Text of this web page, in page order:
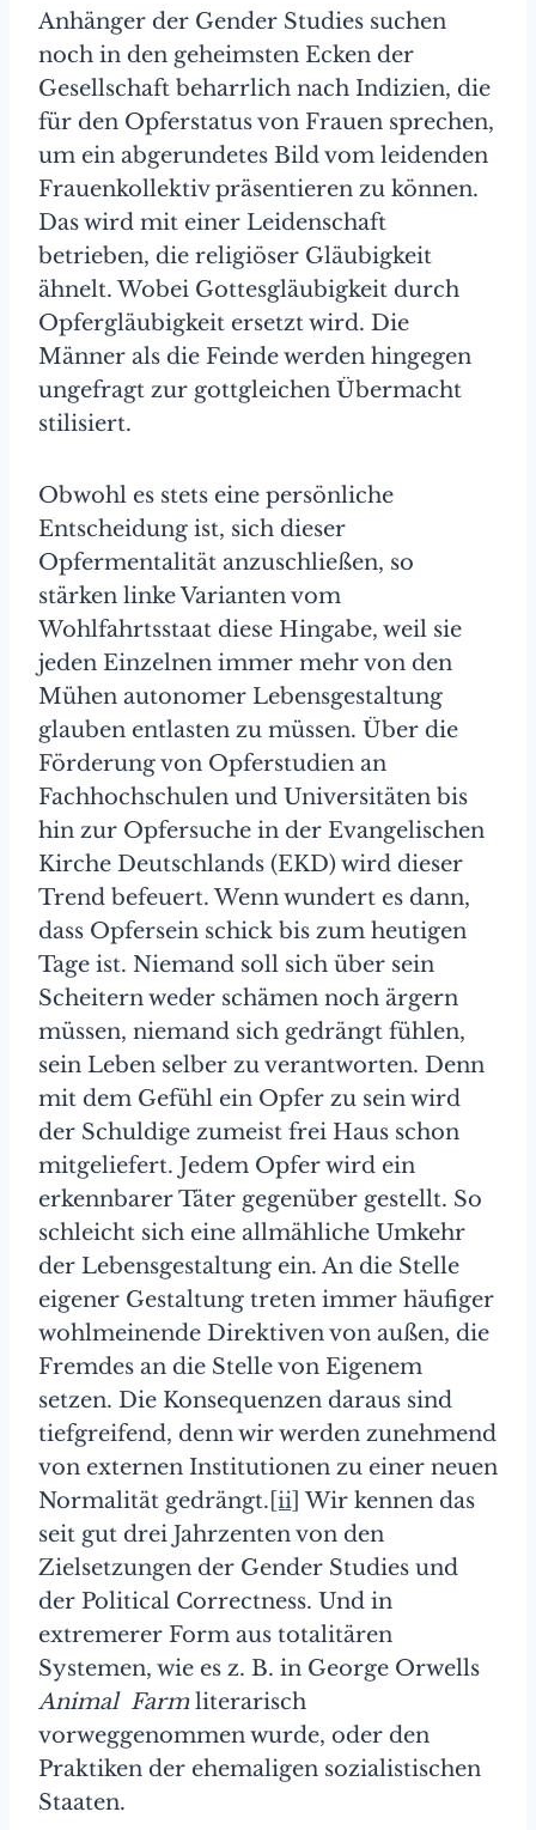
Anhänger der Gender Studies suchen
noch in den geheimsten Ecken der
Gesellschaft beharrlich nach Indizien, die
für den Opferstatus von Frauen sprechen,
um ein abgerundetes Bild vom leidenden
Frauenkollektiv präsentieren zu können.
Das wird mit einer Leidenschaft
betrieben, die religiöser Gläubigkeit
ähnelt. Wobei Gottesgläubigkeit durch
Opfergläubigkeit ersetzt wird. Die
Männer als die Feinde werden hingegen
ungefragt zur gottgleichen Übermacht
stilisiert.
Obwohl es stets eine persönliche
Entscheidung ist, sich dieser
Opfermentalität anzuschließen, so
stärken linke Varianten vom
Wohlfahrtsstaat diese Hingabe, weil sie
jeden Einzelnen immer mehr von den
Mühen autonomer Lebensgestaltung
glauben entlasten zu müssen. Über die
Förderung von Opferstudien an
Fachhochschulen und Universitäten bis
hin zur Opfersuche in der Evangelischen
Kirche Deutschlands (EKD) wird dieser
Trend befeuert. Wenn wundert es dann,
dass Opfersein schick bis zum heutigen
Tage ist. Niemand soll sich über sein
Scheitern weder schämen noch ärgern
müssen, niemand sich gedrängt fühlen,
sein Leben selber zu verantworten. Denn
mit dem Gefühl ein Opfer zu sein wird
der Schuldige zumeist frei Haus schon
mitgeliefert. Jedem Opfer wird ein
erkennbarer Täter gegenüber gestellt. So
schleicht sich eine allmähliche Umkehr
der Lebensgestaltung ein. An die Stelle
eigener Gestaltung treten immer häufiger
wohlmeinende Direktiven von außen, die
Fremdes an die Stelle von Eigenem
setzen. Die Konsequenzen daraus sind
tiefgreifend, denn wir werden zunehmend
von externen Institutionen zu einer neuen
Normalität gedrängt. [ii] Wir kennen das
seit gut drei Jahrzenten von den
Zielsetzungen der Gender Studies und
der Political Correctness. Und in
extremerer Form aus totalitären
Systemen, wie es z. B. in George Orwells
Animal Farmliterarisch
vorweggenommen wurde, oder den
Praktiken der ehemaligen sozialistischen
Staaten.